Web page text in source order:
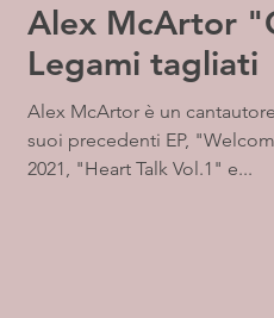
Alex McArtor
Legami tagliati
Alex McArtor è un
suoi precedenti EP,
2021, "Heart Talk Vol.1" e...